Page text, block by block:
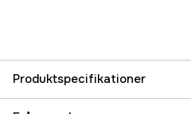
Produktspecifikationer